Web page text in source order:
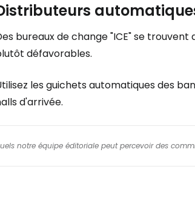
bureaux de change "ICE" se
défavorables.
les guichets automatiques des
d'arrivée.
notre équipe éditoriale peut percevoir des